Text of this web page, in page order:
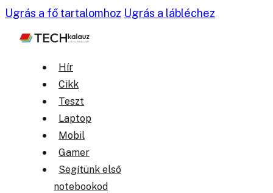
Ugrás a fő tartalomhoz Ugrás a lábléchez
Hír
Cikk
Teszt
Laptop
Mobil
Gamer
Segítünk első
notebookod